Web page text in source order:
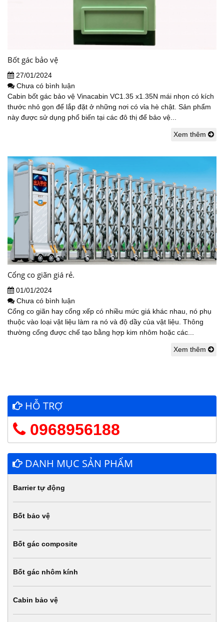
Bốt gác bảo vệ
27/01/2024
Chưa có bình luận
Cabin bốt gác bảo vệ Vinacabin VC1.35 x1.35N mái nhọn có kích
thước nhỏ gọn để lắp đặt ở những nơi có vỉa hè chật. Sản phẩm
này được sử dụng phổ biến tại các đô thị để bảo vệ...
Xem thêm
Cổng co giãn giá rẻ.
01/01/2024
Chưa có bình luận
Cổng co giãn hay cổng xếp có nhiều mức giá khác nhau, nó phụ
thuộc vào loại vật liệu làm ra nó và độ dầy của vật liệu. Thông
thường cổng được chế tạo bằng hợp kim nhôm hoặc các...
Xem thêm
HỖ TRỢ
0968956188
DANH MỤC SẢN PHẨM
Barrier tự động
Bốt bảo vệ
Bốt gác composite
Bốt gác nhôm kính
Cabin bảo vệ